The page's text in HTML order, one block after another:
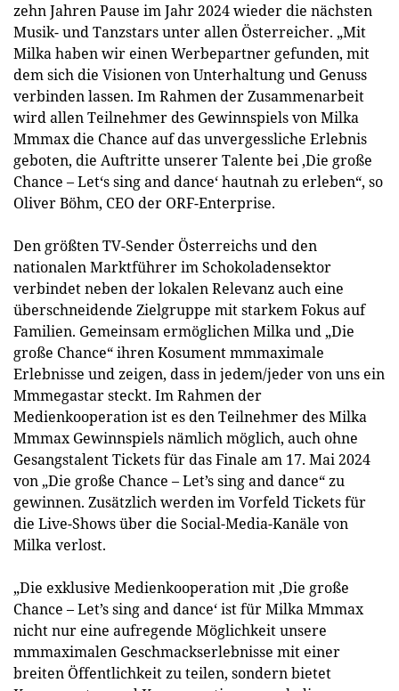
zehn Jahren Pause im Jahr 2024 wieder die nächsten
Musik- und Tanzstars unter allen Österreicher. „Mit
Milka haben wir einen Werbepartner gefunden, mit
dem sich die Visionen von Unterhaltung und Genuss
verbinden lassen. Im Rahmen der Zusammenarbeit
wird allen Teilnehmer des Gewinnspiels von Milka
Mmmax die Chance auf das unvergessliche Erlebnis
geboten, die Auftritte unserer Talente bei ‚Die große
Chance – Let‘s sing and dance‘ hautnah zu erleben“, so
Oliver Böhm, CEO der ORF-Enterprise.
Den größten TV-Sender Österreichs und den
nationalen Marktführer im Schokoladensektor
verbindet neben der lokalen Relevanz auch eine
überschneidende Zielgruppe mit starkem Fokus auf
Familien. Gemeinsam ermöglichen Milka und „Die
große Chance“ ihren Kosument mmmaximale
Erlebnisse und zeigen, dass in jedem/jeder von uns ein
Mmmegastar steckt. Im Rahmen der
Medienkooperation ist es den Teilnehmer des Milka
Mmmax Gewinnspiels nämlich möglich, auch ohne
Gesangstalent Tickets für das Finale am 17. Mai 2024
von „Die große Chance – Let’s sing and dance“ zu
gewinnen. Zusätzlich werden im Vorfeld Tickets für
die Live-Shows über die Social-Media-Kanäle von
Milka verlost.
„Die exklusive Medienkooperation mit ‚Die große
Chance – Let’s sing and dance‘ ist für Milka Mmmax
nicht nur eine aufregende Möglichkeit unsere
mmmaximalen Geschmackserlebnisse mit einer
breiten Öffentlichkeit zu teilen, sondern bietet